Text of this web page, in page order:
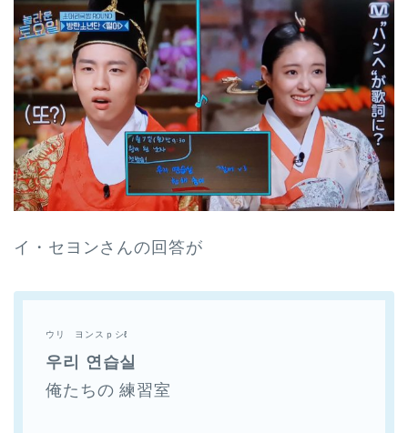
イ・セヨンさんの回答が
ウリ ヨンスｐシℓ
우리 연습실
俺たちの 練習室